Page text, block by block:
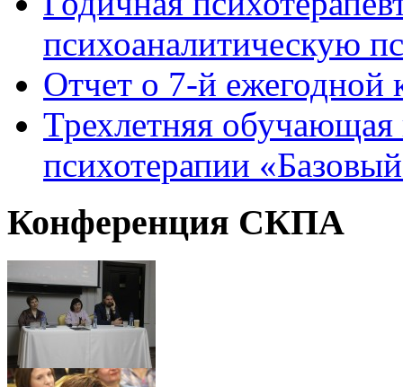
психоаналитическую
Отчет о 7-й
Трехлетняя
психотерапии
Конференция СКПА